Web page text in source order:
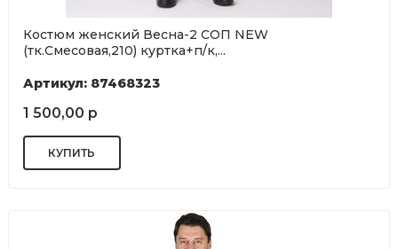
Костюм женский Весна-2 СОП NEW
(тк.Смесовая,210) куртка+п/к,...
Артикул: 87468323
1 500,00 р